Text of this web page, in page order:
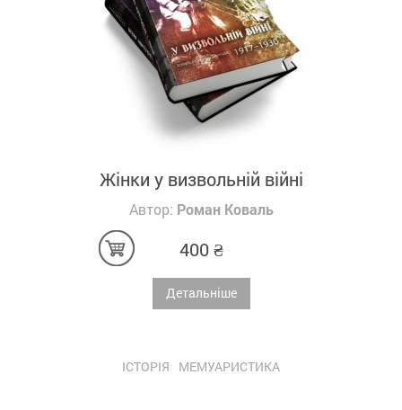
Жінки у визвольній війні
Автор: Роман Коваль
400 ₴
Детальніше
ІСТОРІЯ МЕМУАРИСТИКА